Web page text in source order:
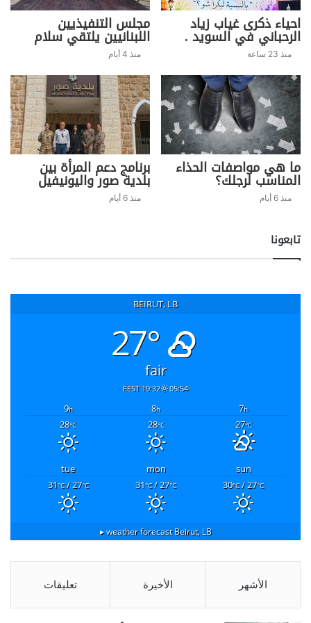
احياء ذكرى غياب زياد
الرحباني في السويد .
منذ 23 ساعة
مجلس التنفيذيين
اللبنانيين يلتقي سلام
منذ 4 أيام
ما هي مواصفات الحذاء
المناسب لرجلك؟
منذ 6 أيام
برنامج دعم المرأة بين
بلدية صور واليونيفيل
منذ 6 أيام
تابعونا
BEIRUT, LB
27°
fair
05:54
19:32 EEST
7h
8h
9h
27°C
28°C
28°C
sun
mon
tue
30°C/ 27°C
31°C/ 27°C
31°C/ 27°C
Beirut, LB
weather forecast ▸
الأشهر الأخيرة تعليقات